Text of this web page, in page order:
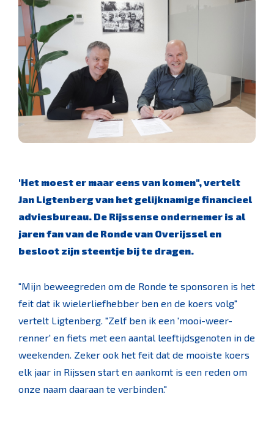
'Het moest er maar eens van komen", vertelt
Jan Ligtenberg van het gelijknamige financieel
adviesbureau. De Rijssense ondernemer is al
jaren fan van de Ronde van Overijssel en
besloot zijn steentje bij te dragen.
"Mijn beweegreden om de Ronde te sponsoren is het
feit dat ik wielerliefhebber ben en de koers volg"
vertelt Ligtenberg. "Zelf ben ik een 'mooi-weer-
renner' en fiets met een aantal leeftijdsgenoten in de
weekenden. Zeker ook het feit dat de mooiste koers
elk jaar in Rijssen start en aankomt is een reden om
onze naam daaraan te verbinden."